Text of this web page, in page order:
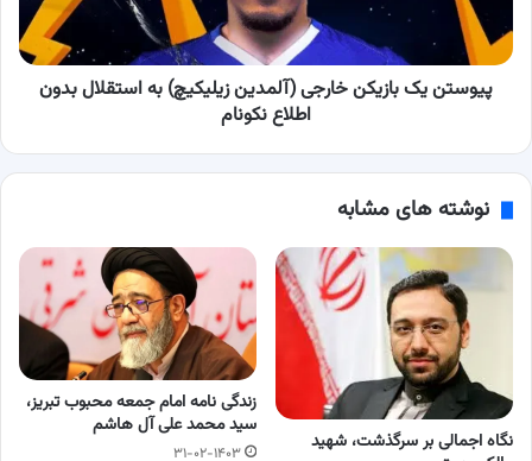
استقلال
بدون
اطلاعپیوستن یک بازیکن خارجی (آلمدین زیلیکیچ) به استقلال بدون
اطلاع نکونام
نوشته های مشابه
نگاه اجمالی بر سرگذشت، شهید
زندگی نامه امام جمعه محبوب تبریز،
سید محمد علی آل هاشم
۳۱-۰۲-۱۴۰۳